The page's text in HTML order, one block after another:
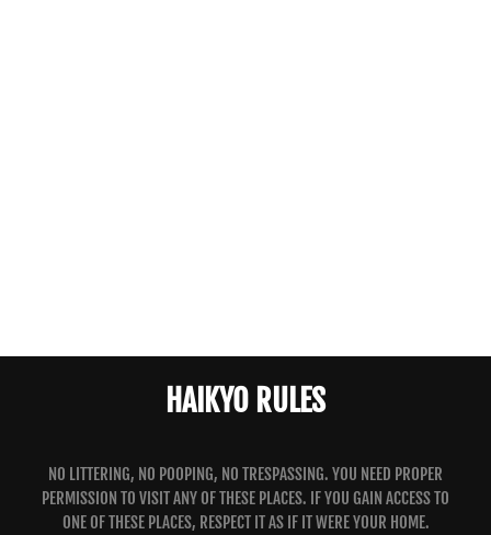
HAIKYO RULES
NO LITTERING, NO POOPING, NO TRESPASSING. YOU NEED PROPER
PERMISSION TO VISIT ANY OF THESE PLACES. IF YOU GAIN ACCESS TO
ONE OF THESE PLACES, RESPECT IT AS IF IT WERE YOUR HOME.